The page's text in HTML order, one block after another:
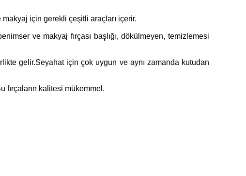
makyaj için gerekli çeşitli araçları içerir.
ve makyaj fırçası başlığı, dökülmeyen, temizlemesi
gelir.Seyahat için çok uygun ve aynı zamanda kutudan
fırçaların kalitesi mükemmel.